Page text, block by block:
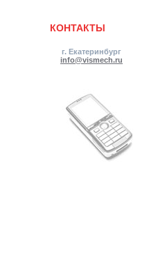
КОНТАКТЫ
г. Екатеринбург
info@vismech.ru